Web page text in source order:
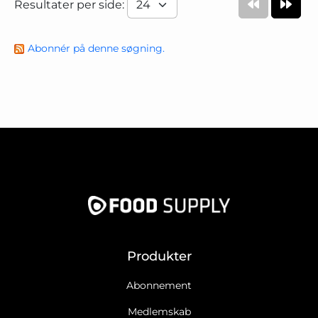
Resultater per side:
Abonnér på denne søgning.
Produkter
Abonnement
Medlemskab